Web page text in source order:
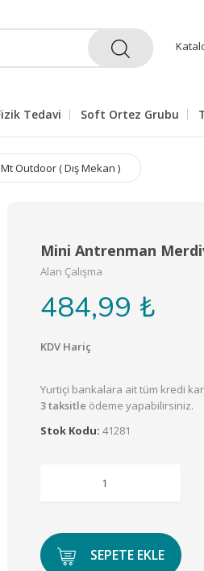
Tedavi Soft Ortez Grubu
Outdoor ( Dış Mekan )
Mini Antrenman
Alan Çalışma
484,99 ₺
KDV Hariç
Yurtiçi bankalara ait tüm kredi
3 taksitle ödeme yapabilirsiniz.
Stok Kodu: 41281
SEPETE EKLE